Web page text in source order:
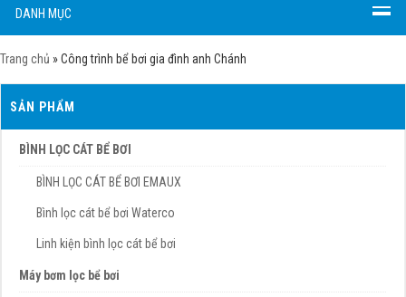
DANH MỤC
Trang chủ »Công trình bể bơi gia đình anh Chánh
SẢN PHẨM
BÌNH LỌC CÁT BỂ BƠI
BÌNH LỌC CÁT BỂ BƠI EMAUX
Bình lọc cát bể bơi Waterco
Linh kiện bình lọc cát bể bơi
Máy bơm lọc bể bơi